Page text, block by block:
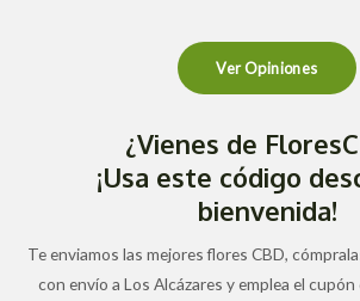
Ver Opiniones
¿Vienes de
¡Usa este código
bienvenida!
Te enviamos las mejores flores CBD,
con envío a Los Alcázares y emplea el